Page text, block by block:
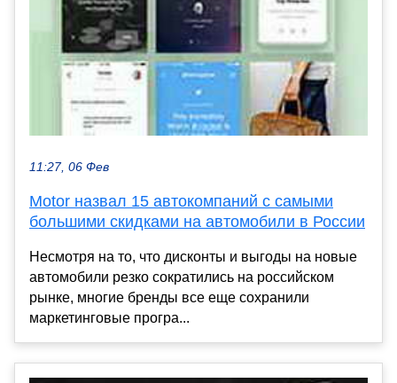
11:27, 06 Фев
Motor назвал 15 автокомпаний с самыми
большими скидками на автомобили в России
Несмотря на то, что дисконты и выгоды на новые
автомобили резко сократились на российском
рынке, многие бренды все еще сохранили
маркетинговые програ...